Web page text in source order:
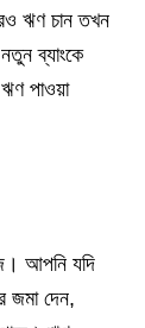
ঋণ চান তখন
ব্যাংকে
পাওয়া
আপনি যদি
জমা দেন,